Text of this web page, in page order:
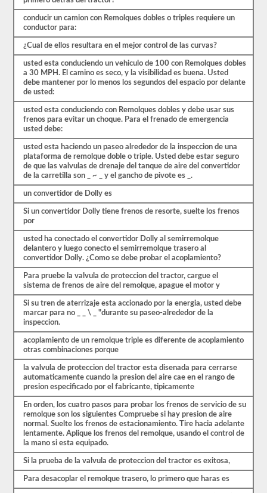
CDL.
examen
preguntas
opción
múltiple,
debe
obtener
al
menos
80%
(16
de
20)
para
aprobar
examen
dobles
triples.
Nuestras
pruebas
práctica
examen
una
pregunta
por
página,
respuestas
de
opción
múltiple
una
conducir un camion con Remolques dobles o triples requiere un
conductor para:
¿Cual de ellos resultara en el mejor control de las curvas?
usted esta conduciendo un vehiculo de 100 con Remolques dobles
a 30 MPH. El camino es seco, y la visibilidad es buena. Usted
debe mantener por lo menos los segundos del espacio por delante
de usted:
usted esta conduciendo con Remolques dobles y debe usar sus
frenos para evitar un choque. Para el frenado de emergencia
usted debe:
usted esta haciendo un paseo alrededor de la inspeccion de una
plataforma de remolque doble o triple. Usted debe estar seguro
de que las valvulas de drenaje del tanque de aire del convertidor
de la carretilla son _ ~ _ y el gancho de pivote es _.
un convertidor de Dolly es
Si un convertidor Dolly tiene frenos de resorte, suelte los frenos
por
usted ha conectado el convertidor Dolly al semirremolque
delantero y luego conecto el semirremolque trasero al
convertidor Dolly. ¿Como se debe probar el acoplamiento?
Para pruebe la valvula de proteccion del tractor, cargue el
sistema de frenos de aire del remolque, apague el motor y
Si su tren de aterrizaje esta accionado por la energia, usted debe
marcar para no _ _ \ _ "durante su paseo-alrededor de la
inspeccion.
acoplamiento de un remolque triple es diferente de acoplamiento
otras combinaciones porque
la valvula de proteccion del tractor esta disenada para cerrarse
automaticamente cuando la presion del aire cae en el rango de
presion especificado por el fabricante, tipicamente
En orden, los cuatro pasos para probar los frenos de servicio de su
remolque son los siguientes Compruebe si hay presion de aire
normal. Suelte los frenos de estacionamiento. Tire hacia adelante
lentamente. Aplique los frenos del remolque, usando el control de
la mano si esta equipado.
Si la prueba de la valvula de proteccion del tractor es exitosa,
Para desacoplar el remolque trasero, lo primero que haras es